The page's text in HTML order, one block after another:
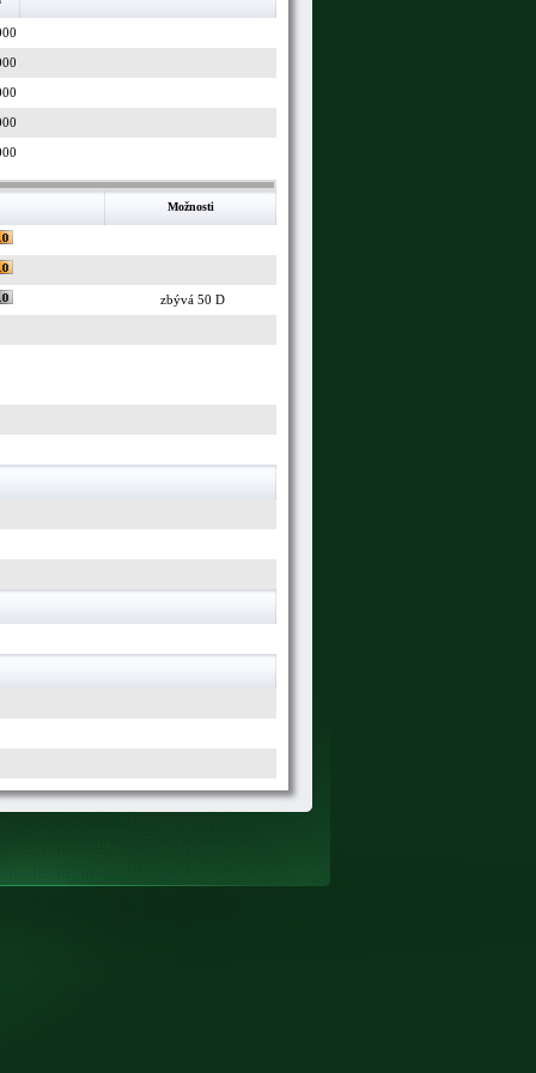
Možnosti
zbývá 50 D